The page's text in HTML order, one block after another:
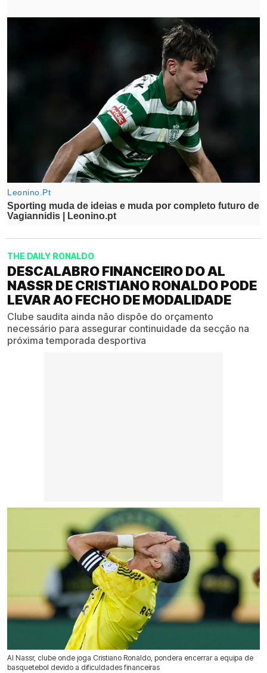
THE DAILY RONALDO
DESCALABRO FINANCEIRO DO AL
NASSR DE CRISTIANO RONALDO PODE
LEVAR AO FECHO DE MODALIDADE
Clube saudita ainda não dispõe do orçamento
necessário para assegurar continuidade da secção na
próxima temporada desportiva
Al Nassr, clube onde joga Cristiano Ronaldo, pondera encerrar a equipa de
basquetebol devido a dificuldades financeiras